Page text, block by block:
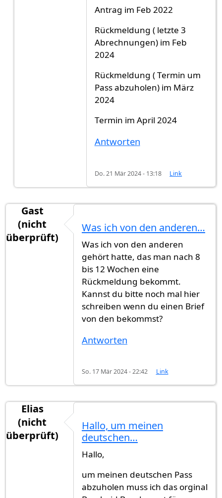
Hallo,Antragsabgabe im Dez. …
Antrag im Feb 2022
Rückmeldung ( letzte 3
Abrechnungen) im Feb
2024
Rückmeldung ( Termin um
Pass abzuholen) im März
2024
Termin im April 2024
Antworten
Do. 21 Mär 2024 - 13:18 Link
Gast
(nicht
überprüft)
Was ich von den anderen…
Was ich von den anderen
gehört hatte, das man nach 8
bis 12 Wochen eine
Rückmeldung bekommt.
Kannst du bitte noch mal hier
schreiben wenn du einen Brief
von den bekommst?
Antworten
So. 17 Mär 2024 - 22:42 Link
Elias
(nicht
überprüft)
Hallo, um meinen
deutschen…
Hallo,
um meinen deutschen Pass
abzuholen muss ich das orginal